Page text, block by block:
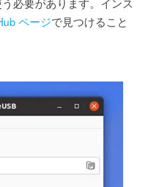
ページで見つけること